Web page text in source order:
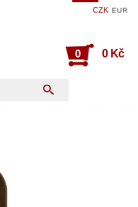
CZK EUR
0 0 Kč